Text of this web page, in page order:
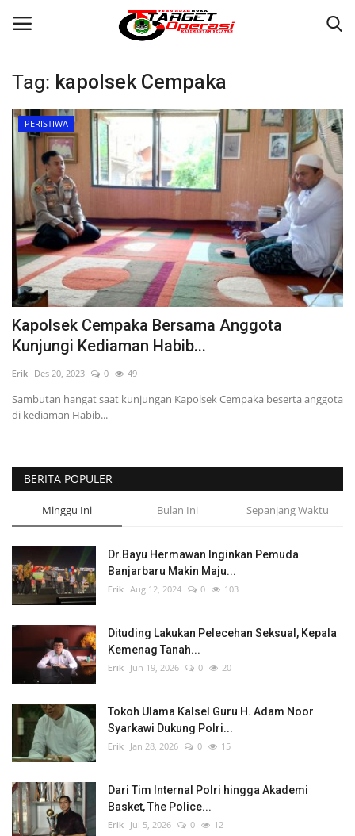
Login Register
Home
Contact
BANJARMASIN
KRIMINAL
HUKUM
PERISTIWA
WISATA
KULINER
TO CHANEL
Tag: kapolsek Cempaka
PERISTIWA
Kapolsek Cempaka Bersama Anggota
Kunjungi Kediaman Habib...
Erik Des 20, 2023 0 49
Sambutan hangat saat kunjungan Kapolsek Cempaka beserta anggota
di kediaman Habib...
BERITA POPULER
Minggu Ini Bulan Ini Sepanjang Waktu
Dr.Bayu Hermawan Inginkan Pemuda
Banjarbaru Makin Maju...
Erik Aug 12, 2024 0 103
Dituding Lakukan Pelecehan Seksual, Kepala
Kemenag Tanah...
Erik Jun 19, 2026 0 20
Tokoh Ulama Kalsel Guru H. Adam Noor
Syarkawi Dukung Polri...
Erik Jan 28, 2026 0 15
Dari Tim Internal Polri hingga Akademi
Basket, The Police...
Erik Jul 5, 2026 0 12